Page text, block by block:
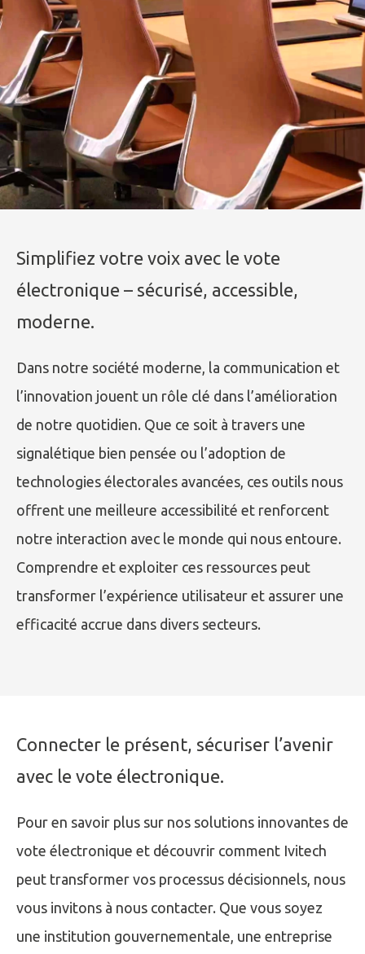
Simplifiez votre voix avec le vote
électronique – sécurisé, accessible,
moderne.
Dans notre société moderne, la communication et
l’innovation jouent un rôle clé dans l’amélioration
de notre quotidien. Que ce soit à travers une
signalétique bien pensée ou l’adoption de
technologies électorales avancées, ces outils nous
offrent une meilleure accessibilité et renforcent
notre interaction avec le monde qui nous entoure.
Comprendre et exploiter ces ressources peut
transformer l’expérience utilisateur et assurer une
efficacité accrue dans divers secteurs.
Connecter le présent, sécuriser l’avenir
avec le vote électronique.
Pour en savoir plus sur nos solutions innovantes de
vote électronique et découvrir comment Ivitech
peut transformer vos processus décisionnels, nous
vous invitons à nous contacter. Que vous soyez
une institution gouvernementale, une entreprise